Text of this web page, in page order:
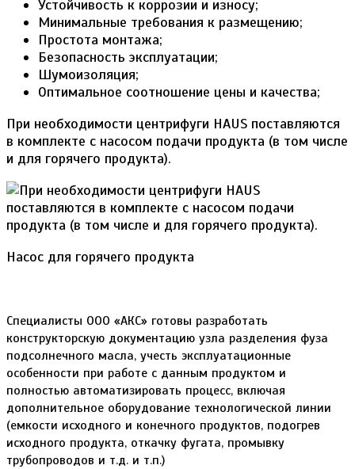
Устойчивость к коррозии и износу;
Минимальные требования к размещению;
Простота монтажа;
Безопасность эксплуатации;
Шумоизоляция;
Оптимальное соотношение цены и качества;
При необходимости центрифуги HAUS поставляются
в комплекте с насосом подачи продукта (в том числе
и для горячего продукта).
Насос для горячего продукта
Специалисты ООО «АКС» готовы разработать
конструкторскую документацию узла разделения фуза
подсолнечного масла, учесть эксплуатационные
особенности при работе с данным продуктом и
полностью автоматизировать процесс, включая
дополнительное оборудование технологической линии
(емкости исходного и конечного продуктов, подогрев
исходного продукта, откачку фугата, промывку
трубопроводов и т.д. и т.п.)